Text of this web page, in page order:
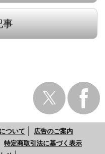
事
ついて
広告のご案内
特定商取引法に基づく表示